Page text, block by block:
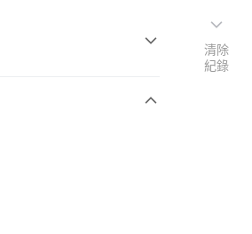
清除
紀錄